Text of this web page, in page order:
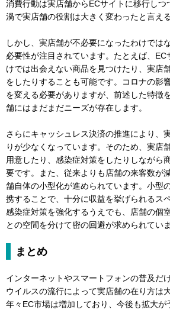
消費行動は実店舗からECサイトに移行しつ
渦で実店舗の役割は大きく変わったと言え
しかし、実店舗が不必要になったわけでは
必要性が注目されています。たとえば、
けでは出会えない商品を見つけたり、実店
をしたりすることも可能です。コロナの影
を変える必要がありますが、前述した特徴
舗にはまだまだニーズが存在します。
さらにキャッシュレス決済の推進により、
りが少なくなっています。そのため、実店
用意したり、感染症対策をしたりしながら
要です。また、従来よりも店舗の来客数が
舗自体の小型化が進められています。小型
携することで、十分に収益を挙げられるス
感染症対策を強化するうえでも、店舗の個
との空間を分けて密の回避が求められていま
まとめ
インターネットやスマートフォンの普及だ
ウイルスの流行によって実店舗の在り方は
年々EC市場は増加しており、今後も拡大